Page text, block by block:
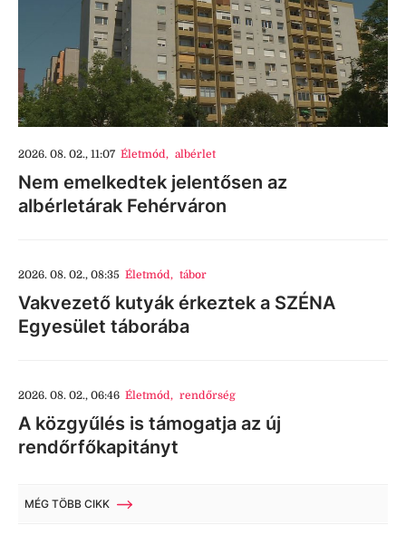
2026. 08. 02., 11:07 Életmód, albérlet
Nem emelkedtek jelentősen az
albérletárak Fehérváron
2026. 08. 02., 08:35 Életmód, tábor
Vakvezető kutyák érkeztek a SZÉNA
Egyesület táborába
2026. 08. 02., 06:46 Életmód, rendőrség
A közgyűlés is támogatja az új
rendőrfőkapitányt
MÉG TÖBB CIKK